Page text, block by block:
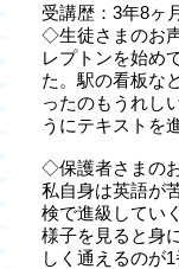
受講歴：3年8ヶ
◇生徒さまのお
レプトンを始め
た。駅の看板な
ったのもうれし
うにテキストを
◇保護者さまの
私自身は英語が
検で進級してい
様子を見ると身
しく通えるのが1